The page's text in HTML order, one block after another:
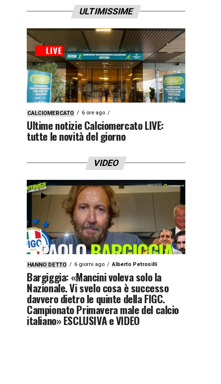
ULTIMISSIME
CALCIOMERCATO 6 ore ago
Ultime notizie Calciomercato LIVE:
tutte le novità del giorno
VIDEO
HANNO DETTO 6 giorni ago Alberto Petrosilli
Bargiggia: «Mancini voleva solo la
Nazionale. Vi svelo cosa è successo
davvero dietro le quinte della FIGC.
Campionato Primavera male del calcio
italiano» ESCLUSIVA e VIDEO